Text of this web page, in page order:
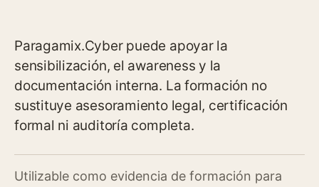
Paragamix.Cyber puede apoyar la
sensibilización, el awareness y la
documentación interna. La formación no
sustituye asesoramiento legal, certificación
formal ni auditoría completa.
Utilizable como evidencia de formación para